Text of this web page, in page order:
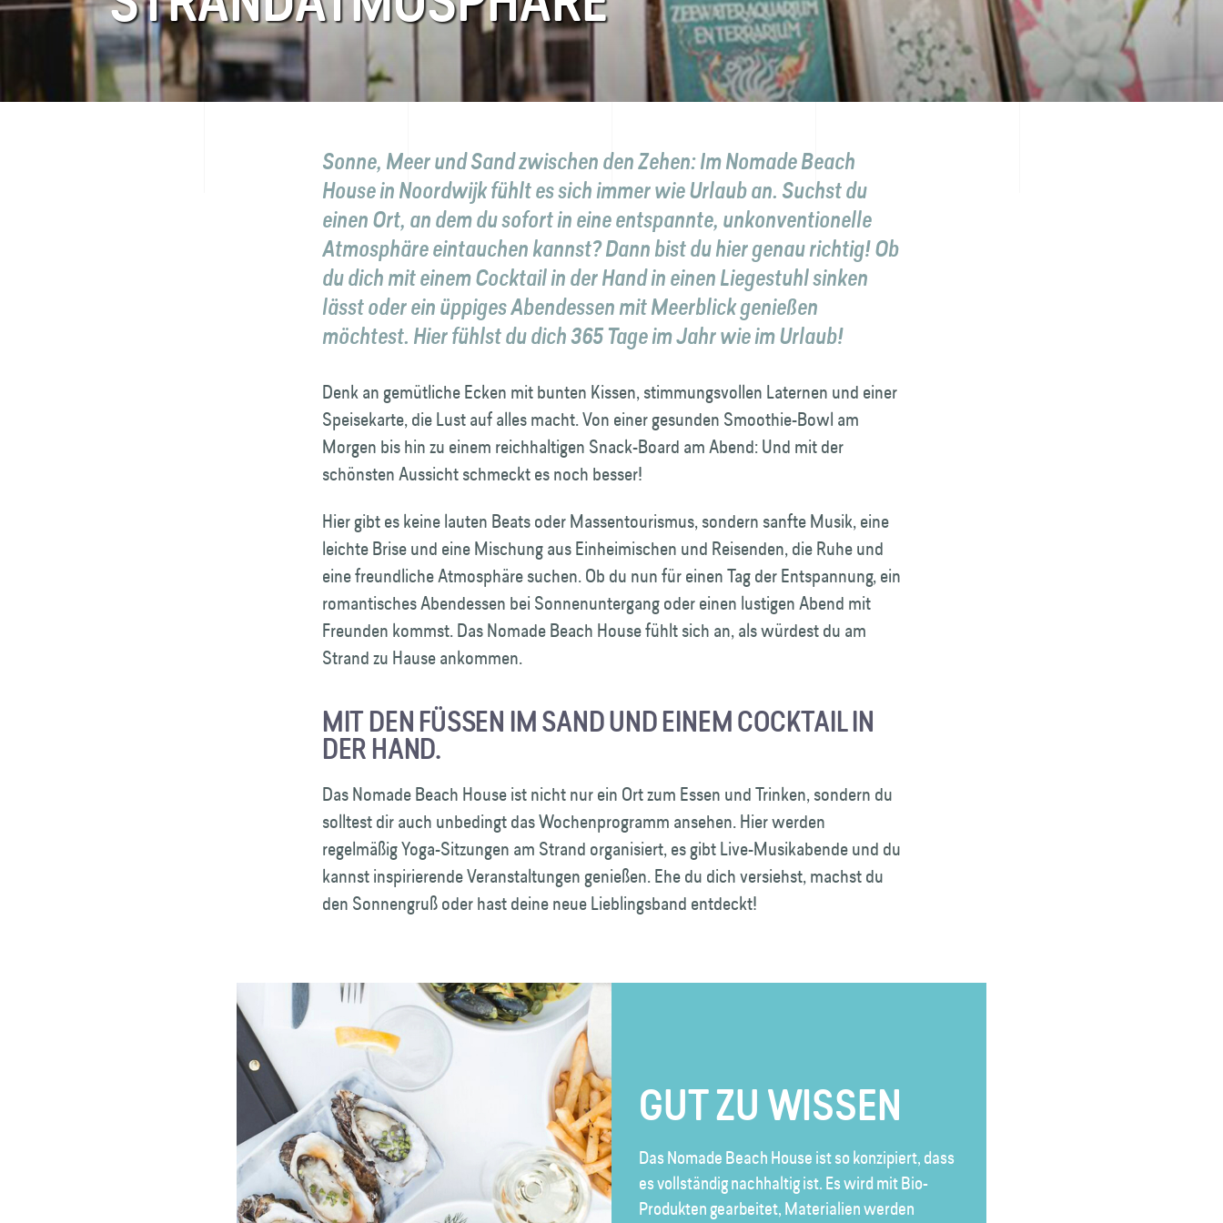
Kontakt
Sonne, Meer und Sand zwischen den Zehen: Im Nomade Beach
House in Noordwijk fühlt es sich immer wie Urlaub an. Suchst du
einen Ort, an dem du sofort in eine entspannte, unkonventionelle
Atmosphäre eintauchen kannst? Dann bist du hier genau richtig! Ob
du dich mit einem Cocktail in der Hand in einen Liegestuhl sinken
lässt oder ein üppiges Abendessen mit Meerblick genießen
möchtest. Hier fühlst du dich 365 Tage im Jahr wie im Urlaub!
Denk an gemütliche Ecken mit bunten Kissen, stimmungsvollen Laternen und einer
Speisekarte, die Lust auf alles macht. Von einer gesunden Smoothie-Bowl am
Morgen bis hin zu einem reichhaltigen Snack-Board am Abend: Und mit der
schönsten Aussicht schmeckt es noch besser!
Hier gibt es keine lauten Beats oder Massentourismus, sondern sanfte Musik, eine
leichte Brise und eine Mischung aus Einheimischen und Reisenden, die Ruhe und
eine freundliche Atmosphäre suchen. Ob du nun für einen Tag der Entspannung, ein
romantisches Abendessen bei Sonnenuntergang oder einen lustigen Abend mit
Freunden kommst. Das Nomade Beach House fühlt sich an, als würdest du am
Strand zu Hause ankommen.
MIT DEN FÜSSEN IM SAND UND EINEM COCKTAIL IN D
ER HAND.
Das Nomade Beach House ist nicht nur ein Ort zum Essen und Trinken, sondern du
solltest dir auch unbedingt das Wochenprogramm ansehen. Hier werden
regelmäßig Yoga-Sitzungen am Strand organisiert, es gibt Live-Musikabende und du
kannst inspirierende Veranstaltungen genießen. Ehe du dich versiehst, machst du
den Sonnengruß oder hast deine neue Lieblingsband entdeckt!
GUT ZU WISSEN
Das Nomade Beach House ist so konzipiert, dass
es vollständig nachhaltig ist. Es wird mit Bio-
Produkten gearbeitet, Materialien werden